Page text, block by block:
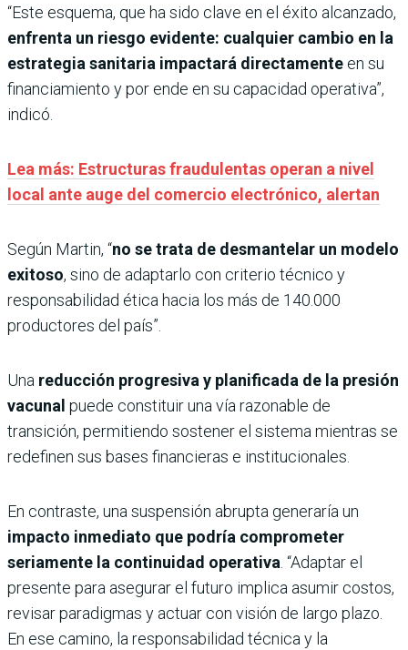
“Este esquema, que ha sido clave en el éxito alcanzado,
enfrenta un riesgo evidente: cualquier cambio en la
estrategia sanitaria impactará directamente en su
financiamiento y por ende en su capacidad operativa”,
indicó.
Lea más: Estructuras fraudulentas operan a nivel
local ante auge del comercio electrónico, alertan
Según Martin, “no se trata de desmantelar un modelo
exitoso, sino de adaptarlo con criterio técnico y
responsabilidad ética hacia los más de 140.000
productores del país”.
Una reducción progresiva y planificada de la presión
vacunal puede constituir una vía razonable de
transición, permitiendo sostener el sistema mientras se
redefinen sus bases financieras e institucionales.
En contraste, una suspensión abrupta generaría un
impacto inmediato que podría comprometer
seriamente la continuidad operativa. “Adaptar el
presente para asegurar el futuro implica asumir costos,
revisar paradigmas y actuar con visión de largo plazo.
En ese camino, la responsabilidad técnica y la